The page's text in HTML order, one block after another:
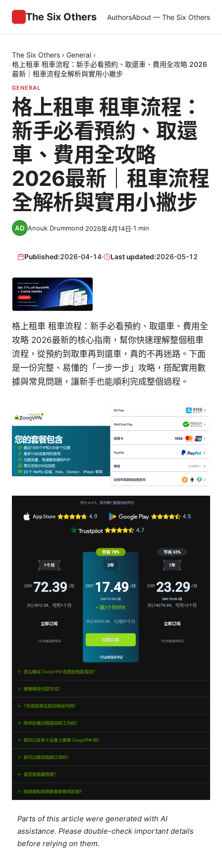
The Six Others AuthorsAbout — The Six Others
The Six Others › General ›
格上租車 租車流程：新手必看預約、取還車、費用全攻略 2026
最新｜租車流程全解析與實用小撇步
GENERAL
格上租車 租車流程：
新手必看預約、取還
車、費用全攻略
2026最新｜租車流程
全解析與實用小撇步
Anouk Drummond·2026年4月14日·1 min
Published:2026-04-14· Last updated:2026-05-12
格上租車 租車流程：新手必看預約、取還車、費用全
攻略 2026最新的核心指南，幫你快速理解整個租車
流程，從預約到取車再到還車，真的不再迷路。下面
是一份完整、易懂的「一步一步」攻略，搭配實用數
據與常見問題，讓新手也能順利完成整個過程。
Parts of this article were generated with AI
assistance. Please double-check important details
before relying on them.